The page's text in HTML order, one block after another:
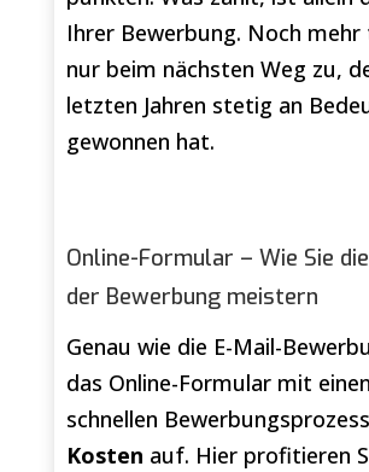
Ihrer Bewerbung. Noch
nur beim nächsten Weg zu,
letzten Jahren stetig an
gewonnen hat.
Online-Formular – Wie Sie
der Bewerbung meistern
Genau wie die E-Mail-
das Online-Formular mit
schnellen Bewerbungsprozess
Kosten auf. Hier profitieren